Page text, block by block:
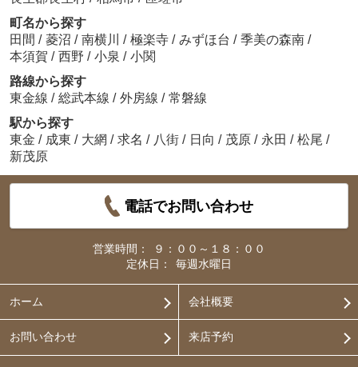
町名から探す
田間 / 菱沼 / 南横川 / 極楽寺 / みずほ台 / 季美の森南 /
本須賀 / 西野 / 小泉 / 小関
路線から探す
東金線 / 総武本線 / 外房線 / 常磐線
駅から探す
東金 / 成東 / 大網 / 求名 / 八街 / 日向 / 茂原 / 永田 / 松尾 /
新茂原
電話でお問い合わせ
営業時間：
９：００～１８：００
定休日：
毎週水曜日
ホーム 会社概要
お問い合わせ 来店予約